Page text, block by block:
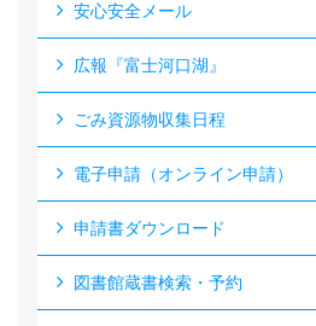
安心安全メール
広報『富士河口湖』
ごみ資源物収集日程
電子申請（オンライン申請）
申請書ダウンロード
図書館蔵書検索・予約